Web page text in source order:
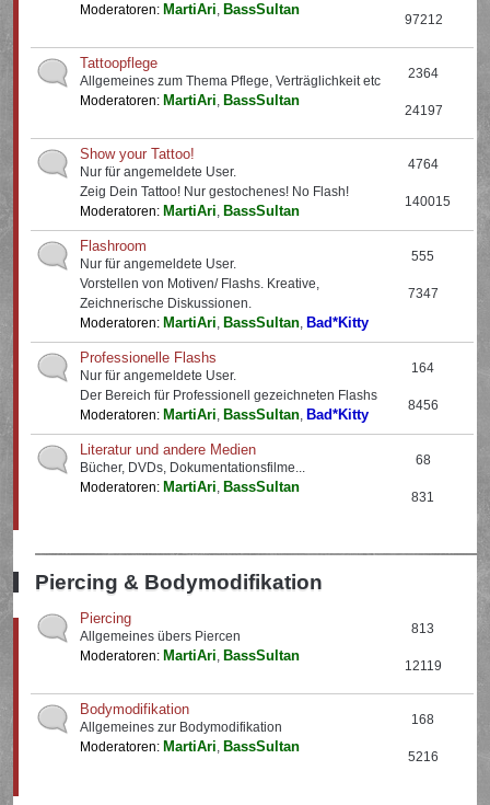
Moderatoren: MartiAri, BassSultan
97212
Tattoopflege
Allgemeines zum Thema Pflege, Verträglichkeit etc
Moderatoren: MartiAri, BassSultan
2364
24197
Show your Tattoo!
Nur für angemeldete User.
Zeig Dein Tattoo! Nur gestochenes! No Flash!
Moderatoren: MartiAri, BassSultan
4764
140015
Flashroom
Nur für angemeldete User.
Vorstellen von Motiven/ Flashs. Kreative,
Zeichnerische Diskussionen.
Moderatoren: MartiAri, BassSultan, Bad*Kitty
555
7347
Professionelle Flashs
Nur für angemeldete User.
Der Bereich für Professionell gezeichneten Flashs
Moderatoren: MartiAri, BassSultan, Bad*Kitty
164
8456
Literatur und andere Medien
Bücher, DVDs, Dokumentationsfilme...
Moderatoren: MartiAri, BassSultan
68
831
Piercing & Bodymodifikation
Piercing
Allgemeines übers Piercen
Moderatoren: MartiAri, BassSultan
813
12119
Bodymodifikation
Allgemeines zur Bodymodifikation
Moderatoren: MartiAri, BassSultan
168
5216